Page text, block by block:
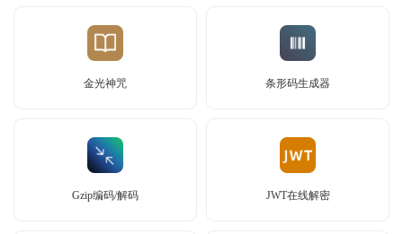
金光神咒 条形码生成器
Gzip编码/解码 JWT在线解密